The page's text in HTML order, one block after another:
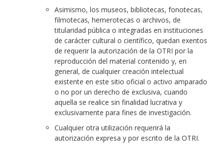
Asimismo, los museos, bibliotecas, fonotecas,
filmotecas, hemerotecas o archivos, de
titularidad pública o integradas en instituciones
de carácter cultural o científico, quedan exentos
de requerir la autorización de la OTRI por la
reproducción del material contenido y, en
general, de cualquier creación intelectual
existente en este sitio oficial o activo amparado
o no por un derecho de exclusiva, cuando
aquella se realice sin finalidad lucrativa y
exclusivamente para fines de investigación.
Cualquier otra utilización requerirá la
autorización expresa y por escrito de la OTRI.